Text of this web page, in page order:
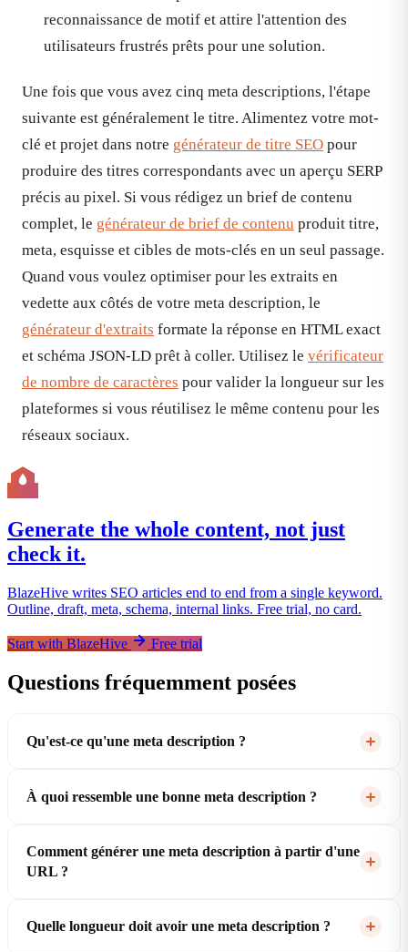
reconnaissance de motif et attire l'attention des
utilisateurs frustrés prêts pour une solution.
Une fois que vous avez cinq meta descriptions, l'étape
suivante est généralement le titre. Alimentez votre mot-
clé et projet dans notre générateur de titre SEO pour
produire des titres correspondants avec un aperçu SERP
précis au pixel. Si vous rédigez un brief de contenu
complet, le générateur de brief de contenu produit titre,
meta, esquisse et cibles de mots-clés en un seul passage.
Quand vous voulez optimiser pour les extraits en
vedette aux côtés de votre meta description, le
générateur d'extraits formate la réponse en HTML exact
et schéma JSON-LD prêt à coller. Utilisez le vérificateur
de nombre de caractères pour valider la longueur sur les
plateformes si vous réutilisez le même contenu pour les
réseaux sociaux.
Generate the whole content, not just
check it.
BlazeHive writes SEO articles end to end from a single keyword.
Outline, draft, meta, schema, internal links. Free trial, no card.
Start with BlazeHive Free trial
Questions fréquemment posées
Qu'est-ce qu'une meta description ?
À quoi ressemble une bonne meta description ?
Comment générer une meta description à partir d'une
URL ?
Quelle longueur doit avoir une meta description ?